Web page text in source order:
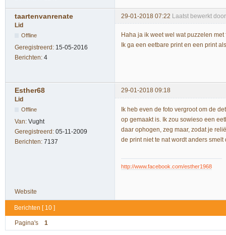
taartenvanrenate 29-01-2018 07:22 Laatst bewerkt
Lid
Offline
Geregistreerd: 15-05-2016
Berichten: 4
Haha ja ik weet wel wat puzzelen
Ik ga een eetbare print en een print
Esther68
29-01-2018 09:18
Lid
Offline
Van: Vught
Geregistreerd: 05-11-2009
Berichten: 7137
Ik heb even de foto vergroot om de
op gemaakt is. Ik zou sowieso een
daar ophogen, zeg maar, zodat je
de print niet te nat wordt anders
http://www.facebook.com/esther1968
Website
Berichten [ 10 ]
Pagina's 1